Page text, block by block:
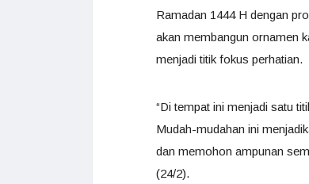
Ramadan 1444 H dengan
akan membangun ornamen
menjadi titik fokus perhatian.
“Di tempat ini menjadi satu
Mudah-mudahan ini
dan memohon ampunan
(24/2).